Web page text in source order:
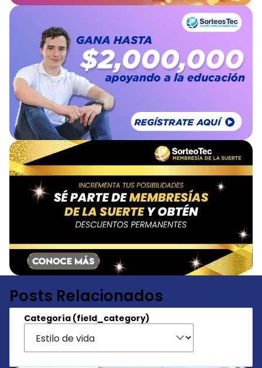
Posts Relacionados
Categoría (field_category)